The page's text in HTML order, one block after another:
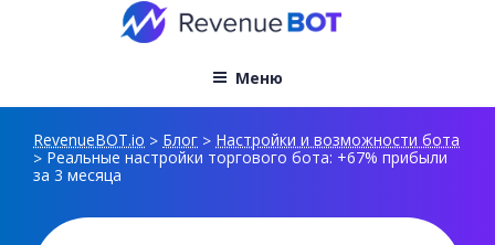
Меню
RevenueBOT.io > Блог > Настройки и возможности бота
> Реальные настройки торгового бота: +67% прибыли
за 3 месяца